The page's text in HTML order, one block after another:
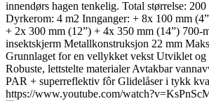
innendørs hagen tenkelig. Total størrelse:
Dyrkerom: 4 m2 Innganger: + 8x 100 mm
+ 2x 300 mm (12”) + 4x 350 mm (14”) 700-
insektskjerm Metallkonstruksjon 22 mm
Grunnlaget for en vellykket vekst Utviklet og
Robuste, lettstelte materialer Avtakbar
PAR + superreflektiv fôr Glidelåser i tykk
https://www.youtube.com/